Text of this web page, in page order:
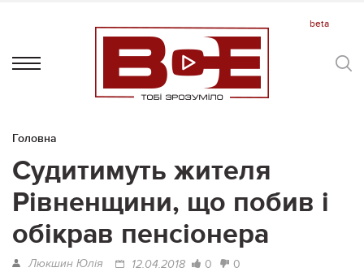
Головна
Судитимуть жителя
Рівненщини, що побив і
обікрав пенсіонера
Люкшин Юлія 12.04.2018 0 0